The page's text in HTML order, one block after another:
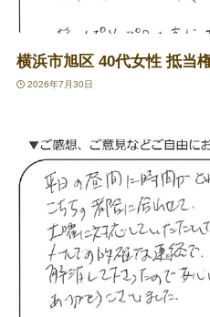
横浜市旭区 40代女性 抵当
2026年7月30日